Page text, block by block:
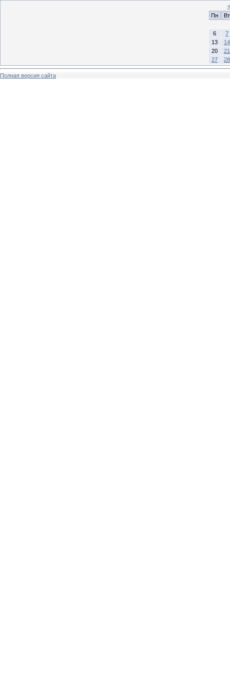
«
Пн
Вт
6
7
13
14
20
21
27
28
Полная версия сайта